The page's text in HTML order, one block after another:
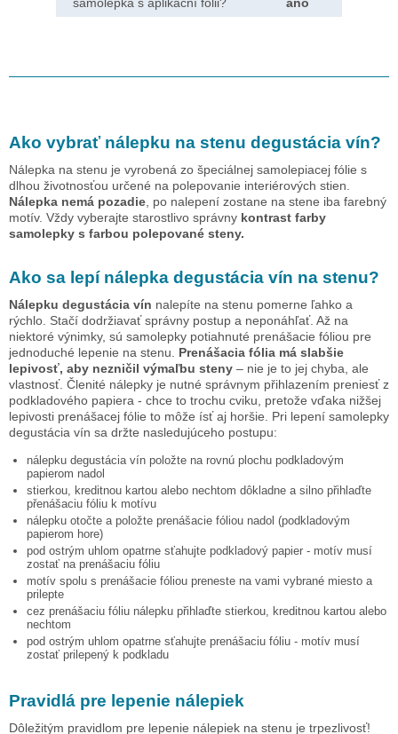
samolepka s aplikační fólii? ano
Ako vybrať nálepku na stenu degustácia vín?
Nálepka na stenu je vyrobená zo špeciálnej samolepiacej fólie s
dlhou životnosťou určené na polepovanie interiérových stien.
Nálepka nemá pozadie, po nalepení zostane na stene iba farebný
motív. Vždy vyberajte starostlivo správny kontrast farby
samolepky s farbou polepované steny.
Ako sa lepí nálepka degustácia vín na stenu?
Nálepku degustácia vín nalepíte na stenu pomerne ľahko a
rýchlo. Stačí dodržiavať správny postup a neponáhľať. Až na
niektoré výnimky, sú samolepky potiahnuté prenášacie fóliou pre
jednoduché lepenie na stenu. Prenášacia fólia má slabšie
lepivosť, aby nezničil výmaľbu steny – nie je to jej chyba, ale
vlastnosť. Členité nálepky je nutné správnym přihlazením preniesť z
podkladového papiera - chce to trochu cviku, pretože vďaka nižšej
lepivosti prenášacej fólie to môže ísť aj horšie. Pri lepení samolepky
degustácia vín sa držte nasledujúceho postupu:
nálepku degustácia vín položte na rovnú plochu podkladovým
papierom nadol
stierkou, kreditnou kartou alebo nechtom dôkladne a silno přihlaďte
přenášaciu fóliu k motívu
nálepku otočte a položte prenášacie fóliou nadol (podkladovým
papierom hore)
pod ostrým uhlom opatrne sťahujte podkladový papier - motív musí
zostať na prenášaciu fóliu
motív spolu s prenášacie fóliou preneste na vami vybrané miesto a
prilepte
cez prenášaciu fóliu nálepku přihlaďte stierkou, kreditnou kartou alebo
nechtom
pod ostrým uhlom opatrne sťahujte prenášaciu fóliu - motív musí
zostať prilepený k podkladu
Pravidlá pre lepenie nálepiek
Dôležitým pravidlom pre lepenie nálepiek na stenu je trpezlivosť!